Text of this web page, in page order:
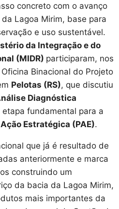
concreto com o avanço
Lagoa Mirim, base para
e uso sustentável.
da Integração e do
(MIDR) participaram, nos
Binacional do Projeto
Pelotas (RS), que discutiu
Diagnóstica
etapa fundamental para a
Estratégica (PAE).
que já é resultado de
anteriormente e marca
construindo um
da bacia da Lagoa Mirim,
mais importantes da